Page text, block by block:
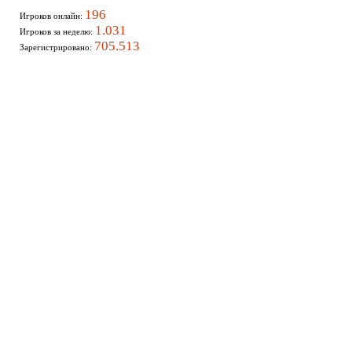
Игроков онлайн: 196
Игроков за неделю: 1.031
Зарегистрировано: 705.513